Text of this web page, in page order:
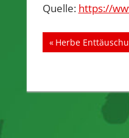
Quelle: https://
Vorheriger
Beitrag:
Herbe